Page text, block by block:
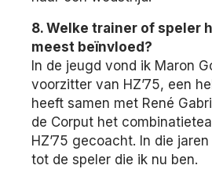
8. Welke trainer of speler
meest beïnvloed?
In de jeugd vond ik Maron
voorzitter van HZ’75, een
heeft samen met René
de Corput het
HZ’75 gecoacht. In die
tot de speler die ik nu ben.